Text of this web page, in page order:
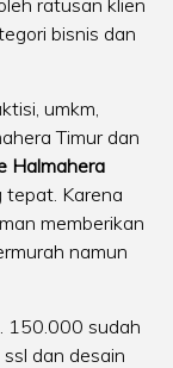
ratusan klien
bisnis dan
umkm,
Timur dan
Halmahera
Karena
memberikan
namun
150.000 sudah
dan desain